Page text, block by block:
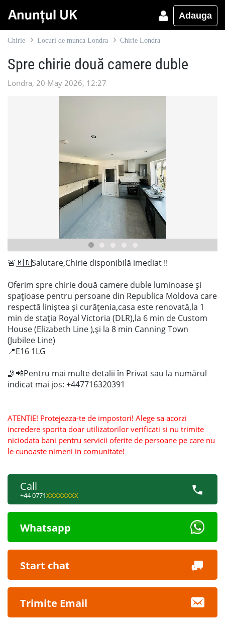
Adauga
Chirie Locuri de munca Londra Chirie Londra
Spre chirie două camere duble
Londra, 20 May 2026, 12:27
🚨🇲🇩Salutare,Chirie disponibilă imediat !!
Oferim spre chirie două camere duble luminoase și
spațioase pentru persoane din Republica Moldova care
respectă liniștea și curățenia,casa este renovată,la 1
min de stația Royal Victoria (DLR),la 6 min de Custom
House (Elizabeth Line ),și la 8 min Canning Town
(Jubilee Line)
📍E16 1LG
🤳📲Pentru mai multe detalii în Privat sau la numărul
indicat mai jos: +447716320391
ATENTIE! Protejeaza-te de impostori! Alege sa acorzi
incredere sporita doar utilizatorilor verificati si nu trimite
niciodata bani pentru servicii oferite de persoane pe care nu
le cunoaste nimeni in comunitate!
Call
+44 0771XXXXXXXX
Whatsapp
Start chat
Trimite Email